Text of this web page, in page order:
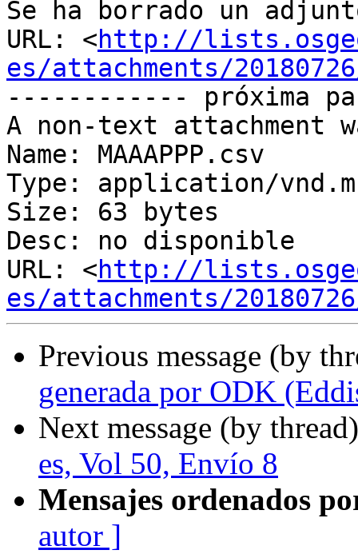
Se ha borrado un
URL: <http://
es/attachments/
------------ próxima
A non-text attachment
Name: MAAAPPP.csv
Type: application/
Size: 63 bytes
Desc: no disponible
URL: <http://
es/attachments/
Previous message (by
generada por ODK
Next message (by
es, Vol 50, Envío 8
Mensajes ordenados
autor ]